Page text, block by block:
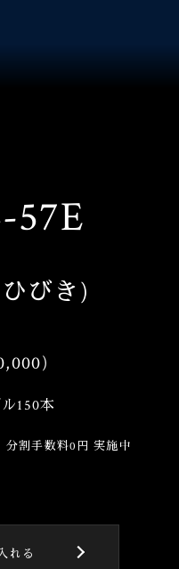
57E
びき)
150本
分割手数料0円 実施中
れる